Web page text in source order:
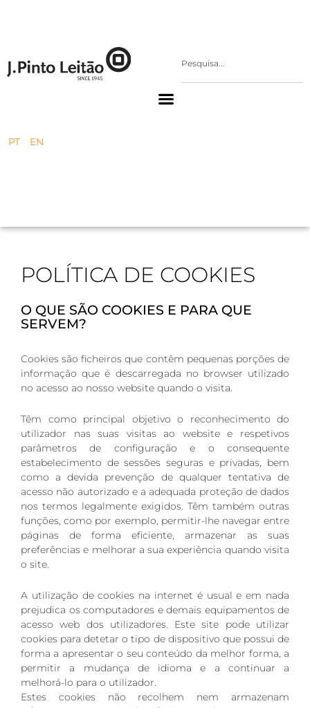
PT EN
POLÍTICA DE COOKIES
O QUE SÃO COOKIES E PARA QUE
SERVEM?
Cookies são ficheiros que contêm pequenas porções de
informação que é descarregada no browser utilizado
no acesso ao nosso website quando o visita.
Têm como principal objetivo o reconhecimento do
utilizador nas suas visitas ao website e respetivos
parâmetros de configuração e o consequente
estabelecimento de sessões seguras e privadas, bem
como a devida prevenção de qualquer tentativa de
acesso não autorizado e a adequada proteção de dados
nos termos legalmente exigidos. Têm também outras
funções, como por exemplo, permitir-lhe navegar entre
páginas de forma eficiente, armazenar as suas
preferências e melhorar a sua experiência quando visita
o site.
A utilização de cookies na internet é usual e em nada
prejudica os computadores e demais equipamentos de
acesso web dos utilizadores. Este site pode utilizar
cookies para detetar o tipo de dispositivo que possui de
forma a apresentar o seu conteúdo da melhor forma, a
permitir a mudança de idioma e a continuar a
melhorá-lo para o utilizador.
Estes cookies não recolhem nem armazenam